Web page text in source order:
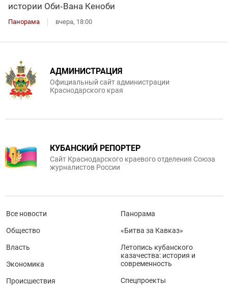
истории Оби‑Вана Кеноби
Панорама вчера, 18:00
АДМИНИСТРАЦИЯ
Официальный сайт администрации
Краснодарского края
КУБАНСКИЙ РЕПОРТЕР
Сайт Краснодарского краевого отделения Союза
журналистов России
Все новости
Общество
Власть
Экономика
Происшествия
Панорама
«Битва за Кавказ»
Летопись кубанского
казачества: история и
современность
Спецпроекты